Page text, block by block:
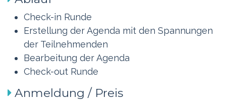
Check-in Runde
Erstellung der Agenda mit den Spannungen
der Teilnehmenden
Bearbeitung der Agenda
Check-out Runde
Anmeldung / Preis ​